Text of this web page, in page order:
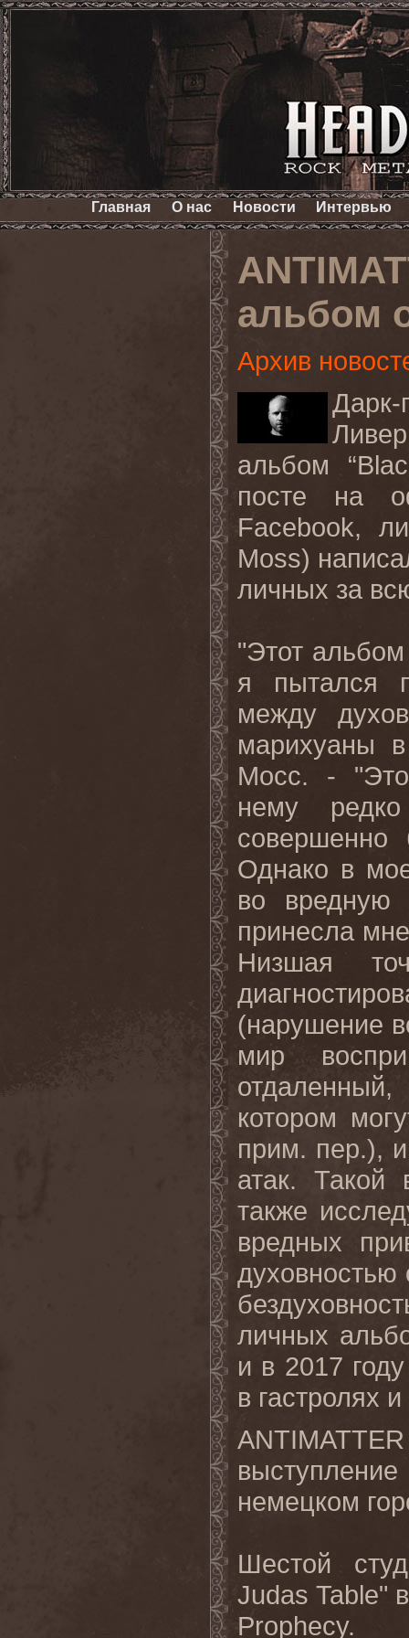
Главная О нас Новости Интервью
альбом
Архив
Дарк-
альбом
посте на
Facebook,
Moss)
личных за
"Этот
я пытался
между
марихуаны в
Мосс. - "Это
нему
совершенно
Однако в
во вредную
принесла
Низшая
(нарушение
мир
котором
прим. пер.),
атак. Такой
также
вредных
личных
и в 2017
в гастролях
ANTIMATTER
немецком
Шестой
Judas Table"
Prophecy.